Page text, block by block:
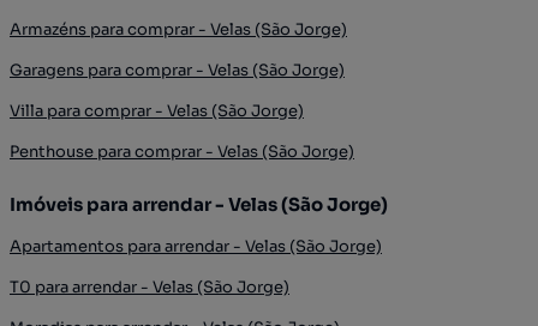
Armazéns para comprar - Velas (São Jorge)
Garagens para comprar - Velas (São Jorge)
Villa para comprar - Velas (São Jorge)
Penthouse para comprar - Velas (São Jorge)
Imóveis para arrendar - Velas (São Jorge)
Apartamentos para arrendar - Velas (São Jorge)
T0 para arrendar - Velas (São Jorge)